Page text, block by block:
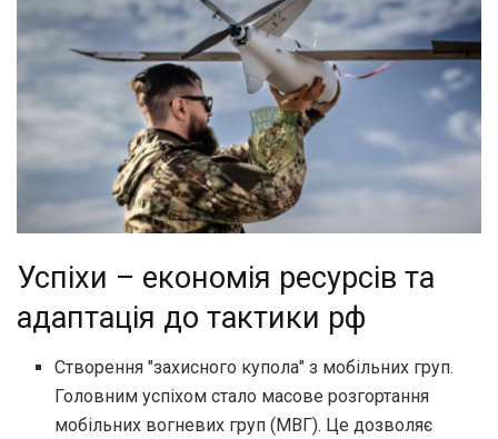
Успіхи – економія ресурсів та
адаптація до тактики рф
Створення "захисного купола" з мобільних груп.
Головним успіхом стало масове розгортання
мобільних вогневих груп (МВГ). Це дозволяє